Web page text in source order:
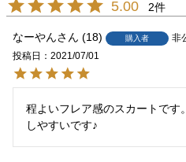
5.00 2
なーやん 18 購入者
非
投稿日
2021/07/01
程よいフレア感のスカートです